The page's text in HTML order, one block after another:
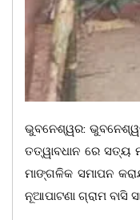
ଭୁବନେଶ୍ୱର:
ତତ୍ୱାବଧାନ ରେ
ମାଙ୍ଗଳିକ ସମାପନ
ନୂଆପାଟଣା ଗ୍ରାମ ବାସି